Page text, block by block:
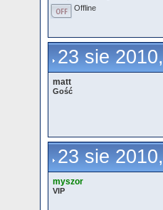
Offline
23 sie
matt
Gość
23 sie
myszor
VIP